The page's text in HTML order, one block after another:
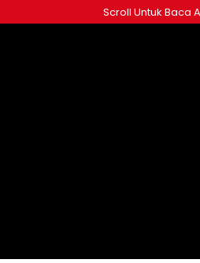
to
Scroll Untuk Baca